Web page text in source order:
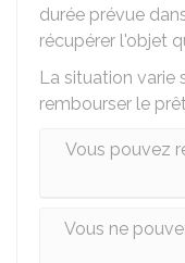
durée prévue
récupérer l'objet
La situation varie
rembourser le
Vous pouvez
Vous ne